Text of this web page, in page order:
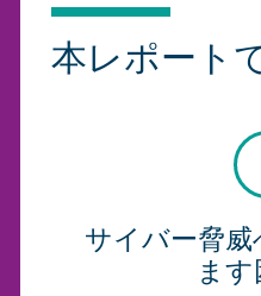
本レポート
サイバー脅
ます